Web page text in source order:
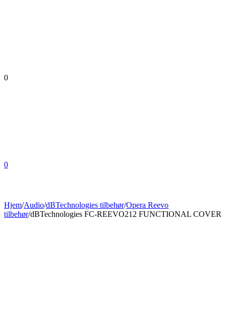
0
0
Hjem/Audio/dBTechnologies tilbehør/Opera Reevo
tilbehør/dBTechnologies FC-REEVO212 FUNCTIONAL COVER